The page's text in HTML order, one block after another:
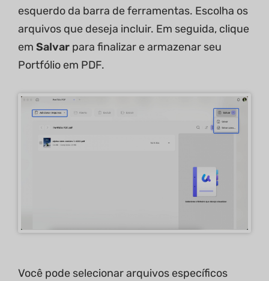
esquerdo da barra de ferramentas. Escolha os
arquivos que deseja incluir. Em seguida, clique
em Salvar para finalizar e armazenar seu
Portfólio em PDF.
Você pode selecionar arquivos específicos